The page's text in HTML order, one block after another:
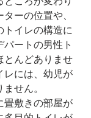
ーの位置や、
トイレの構造に
パートの男性ト
とんどありませ
レには、幼児が
せん。
敷きの部屋が